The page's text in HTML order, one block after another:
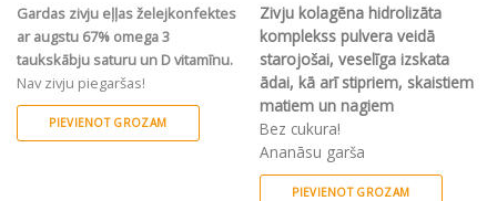
Gardas zivju eļļas želejkonfektes
ar augstu 67% omega 3
taukskābju saturu un D vitamīnu.
Nav zivju piegaršas!
PIEVIENOT GROZAM
Zivju kolagēna hidrolizāta
komplekss pulvera veidā
starojošai, veselīga izskata
ādai, kā arī stipriem, skaistiem
matiem un nagiem
Bez cukura!
Ananāsu garša
PIEVIENOT GROZAM